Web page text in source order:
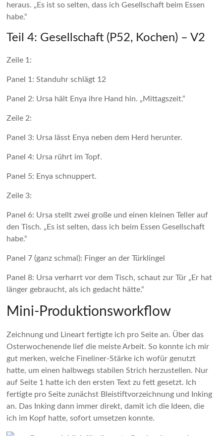
heraus. „Es ist so selten, dass ich Gesellschaft beim Essen
habe.“
Teil 4: Gesellschaft (P52, Kochen) – V2
Zeile 1:
Panel 1: Standuhr schlägt 12
Panel 2: Ursa hält Enya ihre Hand hin. „Mittagszeit.“
Zeile 2:
Panel 3: Ursa lässt Enya neben dem Herd herunter.
Panel 4: Ursa rührt im Topf.
Panel 5: Enya schnuppert.
Zeile 3:
Panel 6: Ursa stellt zwei große und einen kleinen Teller auf
den Tisch. „Es ist selten, dass ich beim Essen Gesellschaft
habe.“
Panel 7 (ganz schmal): Finger an der Türklingel
Panel 8: Ursa verharrt vor dem Tisch, schaut zur Tür „Er hat
länger gebraucht, als ich gedacht hätte.“
Mini-Produktionsworkflow
Zeichnung und Lineart fertigte ich pro Seite an. Über das
Osterwochenende lief die meiste Arbeit. So konnte ich mir
gut merken, welche Fineliner-Stärke ich wofür genutzt
hatte, um einen halbwegs stabilen Strich herzustellen. Nur
auf Seite 1 hatte ich den ersten Text zu fett gesetzt. Ich
fertigte pro Seite zunächst Bleistiftvorzeichnung und Inking
an. Das Inking dann immer direkt, damit ich die Ideen, die
ich im Kopf hatte, sofort umsetzen konnte.